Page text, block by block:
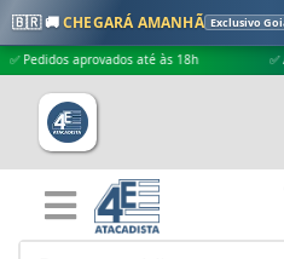
🇧🇷 🚚CHEGARÁ AMANHÃ Exclusivo
aprovados até às 18h ✅